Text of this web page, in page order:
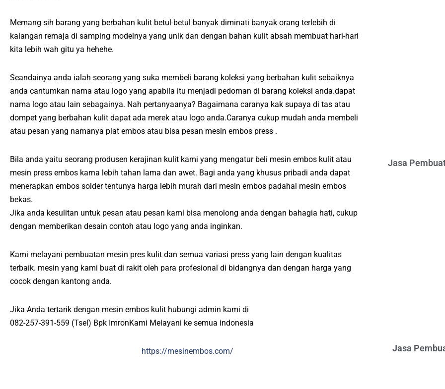
Memang sih barang yang berbahan kulit betul-betul banyak diminati banyak orang terlebih di
kalangan remaja di samping modelnya yang unik dan dengan bahan kulit absah membuat hari-hari
kita lebih wah gitu ya hehehe.
Seandainya anda ialah seorang yang suka membeli barang koleksi yang berbahan kulit sebaiknya
anda cantumkan nama atau logo yang apabila itu menjadi pedoman di barang koleksi anda.dapat
nama logo atau lain sebagainya. Nah pertanyaanya? Bagaimana caranya kak supaya di tas atau
dompet yang berbahan kulit dapat ada merek atau logo anda.Caranya cukup mudah anda membeli
atau pesan yang namanya plat embos atau bisa pesan mesin embos press .
Bila anda yaitu seorang produsen kerajinan kulit kami yang mengatur beli mesin embos kulit atau
mesin press embos karna lebih tahan lama dan awet. Bagi anda yang khusus pribadi anda dapat
menerapkan embos solder tentunya harga lebih murah dari mesin embos padahal mesin embos
bekas.
Jika anda kesulitan untuk pesan atau pesan kami bisa menolong anda dengan bahagia hati, cukup
dengan memberikan desain contoh atau logo yang anda inginkan.
Kami melayani pembuatan mesin pres kulit dan semua variasi press yang lain dengan kualitas
terbaik. mesin yang kami buat di rakit oleh para profesional di bidangnya dan dengan harga yang
cocok dengan kantong anda.
Jika Anda tertarik dengan mesin embos kulit hubungi admin kami di
082-257-391-559 (Tsel) Bpk ImronKami Melayani ke semua indonesia
https://mesinembos.com/
Jasa
Jasa